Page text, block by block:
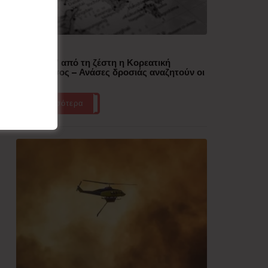
“Έλιωσε” από τη ζέστη η Κορεατική
Χερσόνησος – Ανάσες δροσιάς αναζητούν οι
Περισσότερα